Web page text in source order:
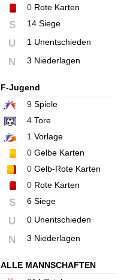
0Rote Karten
S 14 Siege
U 1 Unentschieden
N 3 Niederlagen
F-Jugend
9 Spiele
4Tore
1 Vorlage
0Gelbe Karten
0Gelb-Rote Karten
0Rote Karten
S 6 Siege
U 0 Unentschieden
N 3 Niederlagen
ALLE MANNSCHAFTEN